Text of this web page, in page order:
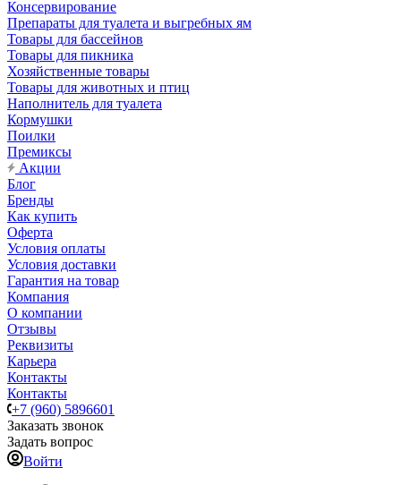
Консервирование
Препараты для туалета и выгребных ям
Товары для бассейнов
Товары для пикника
Хозяйственные товары
Товары для животных и птиц
Наполнитель для туалета
Кормушки
Поилки
Премиксы
Акции
Блог
Бренды
Как купить
Оферта
Условия оплаты
Условия доставки
Гарантия на товар
Компания
О компании
Отзывы
Реквизиты
Карьера
Контакты
Контакты
+7 (960) 5896601
Заказать звонок
Задать вопрос
Войти